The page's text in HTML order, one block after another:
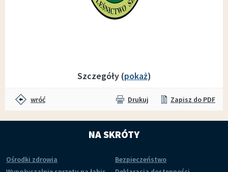
Szczegóły (pokaż)
wróć Drukuj Zapisz do PDF
NA SKRÓTY
Ośrodki zdrowia
Bezpieczeństwo